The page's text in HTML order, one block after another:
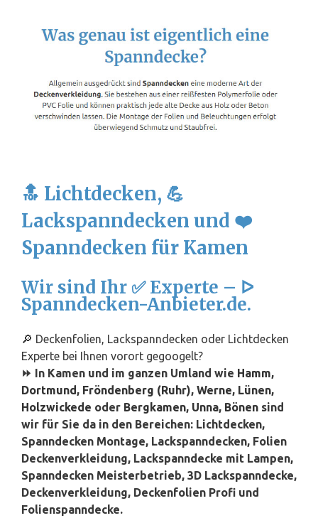
🔝 Lichtdecken, 💪
Lackspanndecken und ❤️
Spanndecken für Kamen
Wir sind Ihr ✅ Experte – ᐅ
Spanndecken-Anbieter.de.
🔎 Deckenfolien, Lackspanndecken oder Lichtdecken
Experte bei Ihnen vorort gegoogelt?
⏩ In Kamen und im ganzen Umland wie Hamm,
Dortmund, Fröndenberg (Ruhr), Werne, Lünen,
Holzwickede oder Bergkamen, Unna, Bönen sind
wir für Sie da in den Bereichen: Lichtdecken,
Spanndecken Montage, Lackspanndecken, Folien
Deckenverkleidung, Lackspanndecke mit Lampen,
Spanndecken Meisterbetrieb, 3D Lackspanndecke,
Deckenverkleidung, Deckenfolien Profi und
Folienspanndecke.